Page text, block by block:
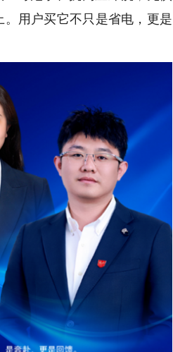
用户买它不只是省电，更是